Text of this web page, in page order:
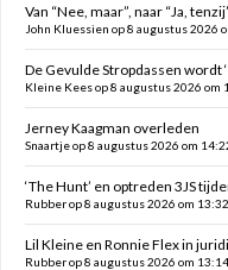
Van “Nee, maar”, naar “Ja,
John Kluessien op 8 augustus 2026
De Gevulde Stropdassen wordt
Kleine Kees op 8 augustus 2026 om
Jerney Kaagman overleden
Snaartje op 8 augustus 2026 om
‘The Hunt’ en optreden 3JS
Rubber op 8 augustus 2026 om
Lil Kleine en Ronnie Flex in
Rubber op 8 augustus 2026 om